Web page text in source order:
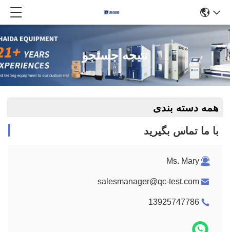
نتیجه جستجو
همه دسته بندی
با ما تماس بگیرید
Ms. Mary
salesmanager@qc-test.com
13925747786